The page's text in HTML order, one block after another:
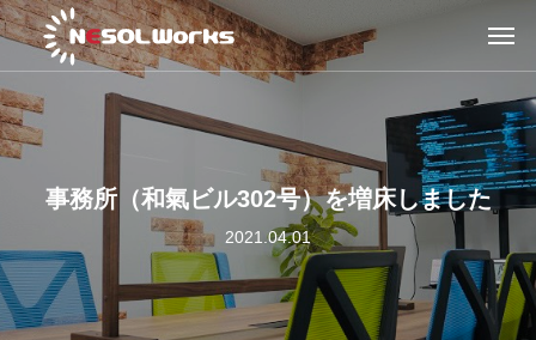
事務所（和氣ビル302号）を増床しました
2021.04.01